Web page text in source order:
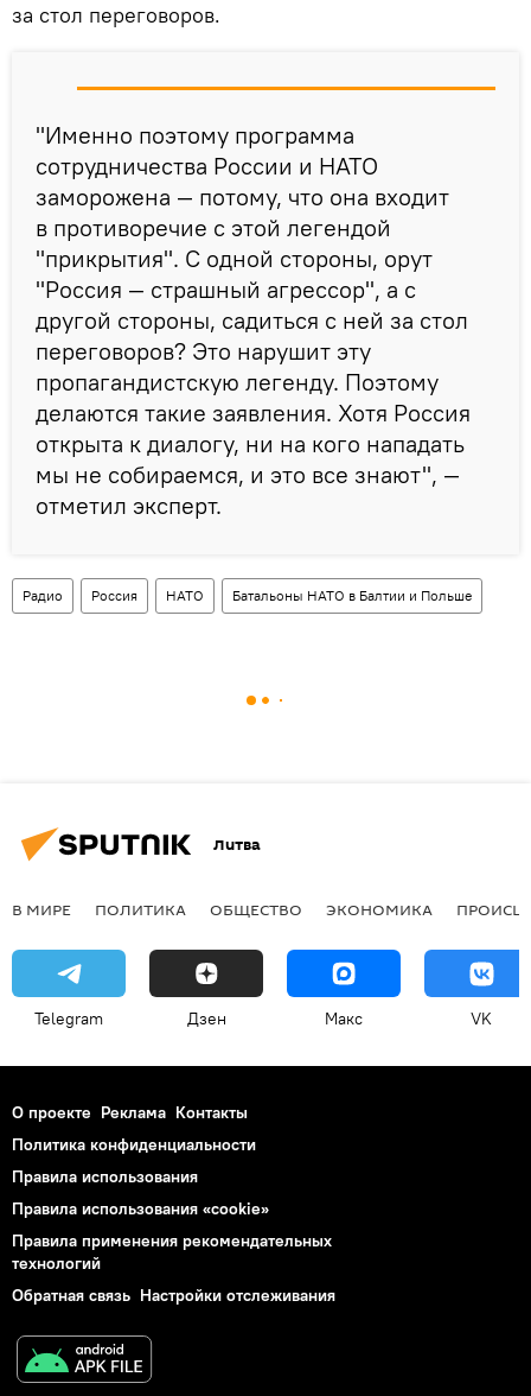
за стол переговоров.
"Именно поэтому программа
сотрудничества России и НАТО
заморожена — потому, что она входит
в противоречие с этой легендой
"прикрытия". С одной стороны, орут
"Россия — страшный агрессор", а с
другой стороны, садиться с ней за стол
переговоров? Это нарушит эту
пропагандистскую легенду. Поэтому
делаются такие заявления. Хотя Россия
открыта к диалогу, ни на кого нападать
мы не собираемся, и это все знают", —
отметил эксперт.
Радио Россия НАТО Батальоны НАТО в Балтии и Польше
Литва
В МИРЕ ПОЛИТИКА ОБЩЕСТВО ЭКОНОМИКА
Telegram Дзен Макс VK
О проекте Реклама Контакты
Политика конфиденциальности
Правила использования
Правила использования «cookie»
Правила применения рекомендательных
технологий
Обратная связь Настройки отслеживания